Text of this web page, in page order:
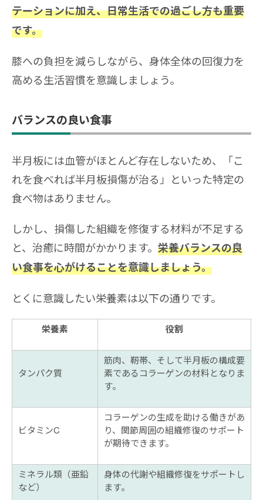
テーションに加え、日常生活での過ごし方も重要
です。
膝への負担を減らしながら、身体全体の回復力を
高める生活習慣を意識しましょう。
バランスの良い食事
半月板には血管がほとんど存在しないため、「こ
れを食べれば半月板損傷が治る」といった特定の
食べ物はありません。
しかし、損傷した組織を修復する材料が不足する
と、治癒に時間がかかります。 栄養バランスの良
い食事を心がけることを意識しましょう。
とくに意識したい栄養素は以下の通りです。
栄養素 役割
タンパク質
筋肉、靭帯、そして半月板の構成要
素であるコラーゲンの材料となりま
す。
ビタミンC
コラーゲンの生成を助ける働きがあ
り、関節周囲の組織修復のサポート
が期待できます。
ミネラル類（亜鉛
など）
身体の代謝や組織修復をサポートし
ます。